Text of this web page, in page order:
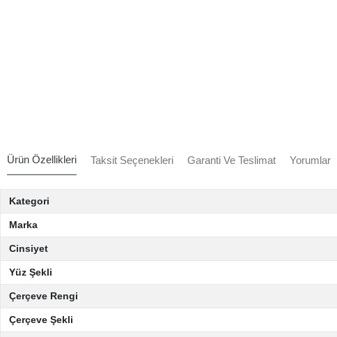
Ürün Özellikleri Taksit Seçenekleri Garanti Ve Teslimat Yorumlar
Kategori
Marka
Cinsiyet
Yüz Şekli
Çerçeve Rengi
Çerçeve Şekli